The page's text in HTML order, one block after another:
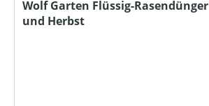
Wolf Garten Flüssig-
und Herbst